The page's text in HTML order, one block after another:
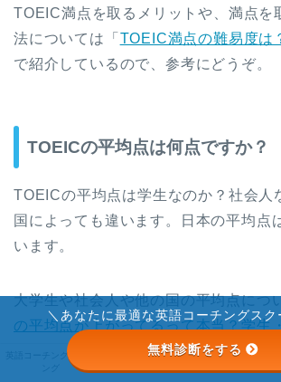
TOEIC満点を取るメリットや、満点を
法については「 TOEIC満点の難易度は
で紹介しているので、参考にどうぞ。
TOEICの平均点は何点ですか？
TOEICの平均点は学生なのか？社会人
国によっても違います。日本の平均点
います。
大学生や社会人や他の国の平均点につ
の平均点が上がってるって本当？学生
」という記事で紹介しているの
英語コーチングランキ
ライザップイングリッ
STRAIL
英語コーチング
英語勉強法の
＼あなたに最適な英語コーチングス
無料診断をする